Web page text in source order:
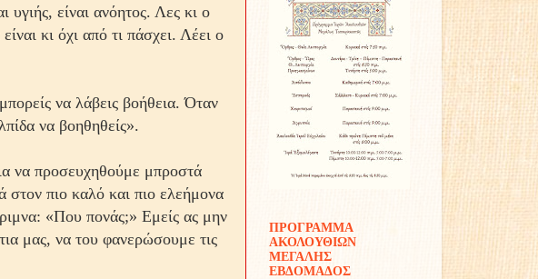
υγιής, είναι ανόητος. Λες κι ο
κι όχι από τι πάσχει. Λέει ο
να λάβεις βοήθεια. Όταν
να βοηθηθείς».
να προσευχηθούμε μπροστά
πιο καλό και πιο ελεήμονα
«Που πονάς;» Εμείς ας μην
μας, να του φανερώσουμε τις
ΠΡΟΓΡΑΜΜΑ
ΑΚΟΛΟΥΘΙΩΝ
ΜΕΓΑΛΗΣ
ΕΒΔΟΜΑΔΟΣ